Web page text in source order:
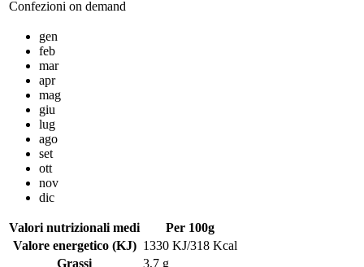
Confezioni on demand
gen
feb
mar
apr
mag
giu
lug
ago
set
ott
nov
dic
Valori nutrizionali medi
Per 100g
Valore energetico (KJ) 1330 KJ/318 Kcal
Grassi
3,7 g